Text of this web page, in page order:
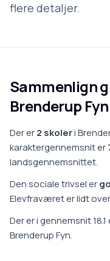
flere detaljer.
Sammenlign
Brenderup Fyn
Der er2 skoleri
karaktergennemsnit er
landsgennemsnittet.
Den sociale trivsel er
Elevfraværet erlidt
Der er i gennemsnit18.1
Brenderup Fyn.